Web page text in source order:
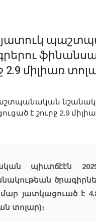
յատուկ
միլիառ
պիւտճէէն
յատկացուած է
տոլար)։